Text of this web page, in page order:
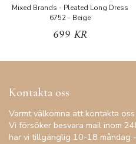
Mixed Brands - Pleated Long Dress
6752 - Beige
699 KR
Kontakta oss
Varmt välkomna att kontakta
Vi försöker besvara mail inom
har vi tillgänglig 10-18 måndag